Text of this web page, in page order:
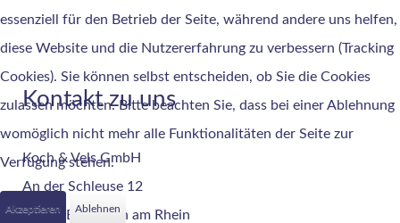
Kontakt zu uns
Koch & Vels GmbH
An der Schleuse 12
46446 Emmerich am Rhein
essenziell für den Betrieb der Seite, während andere uns helfen,
diese Website und die Nutzererfahrung zu verbessern (Tracking
Cookies). Sie können selbst entscheiden, ob Sie die Cookies
zulassen möchten. Bitte beachten Sie, dass bei einer Ablehnung
womöglich nicht mehr alle Funktionalitäten der Seite zur
Verfügung stehen.
Akzeptieren Ablehnen